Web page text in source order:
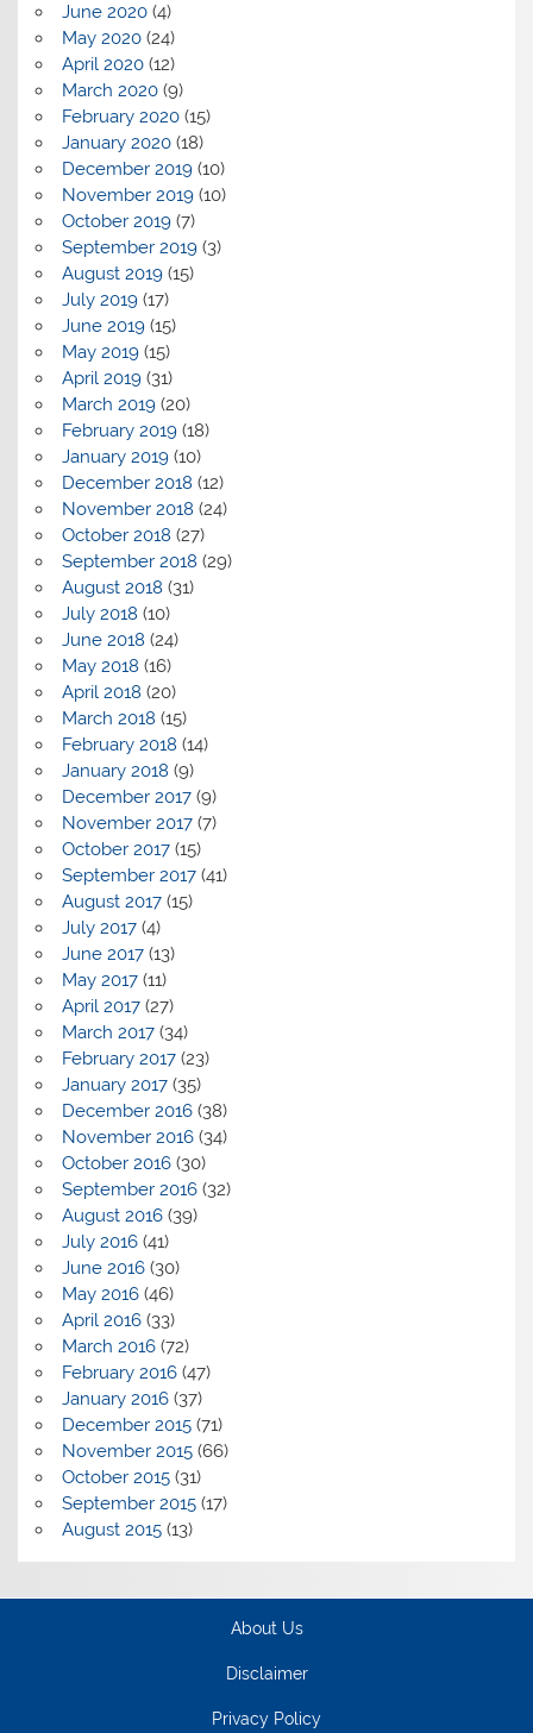
June 2020(4)
May 2020(24)
April 2020(12)
March 2020(9)
February 2020(15)
January 2020(18)
December 2019(10)
November 2019(10)
October 2019(7)
September 2019(3)
August 2019(15)
July 2019(17)
June 2019(15)
May 2019(15)
April 2019(31)
March 2019(20)
February 2019(18)
January 2019(10)
December 2018 (12)
November 2018 (24)
October 2018 (27)
September 2018 (29)
August 2018 (31)
July 2018 (10)
June 2018 (24)
May 2018 (16)
April 2018 (20)
March 2018 (15)
February 2018 (14)
January 2018 (9)
December 2017(9)
November 2017(7)
October 2017(15)
September 2017(41)
August 2017(15)
July 2017(4)
June 2017(13)
May 2017(11)
April 2017(27)
March 2017(34)
February 2017(23)
January 2017(35)
December 2016(38)
November 2016(34)
October 2016(30)
September 2016(32)
August 2016(39)
July 2016(41)
June 2016(30)
May 2016(46)
April 2016(33)
March 2016(72)
February 2016(47)
January 2016(37)
December 2015(71)
November 2015(66)
October 2015(31)
September 2015(17)
August 2015(13)
About Us
Disclaimer
Privacy Policy